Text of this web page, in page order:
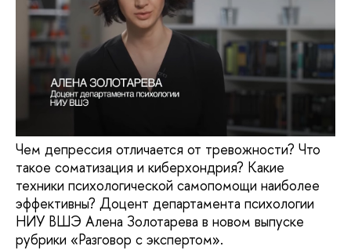
Чем депрессия отличается от тревожности? Что
такое соматизация и киберхондрия? Какие
техники психологической самопомощи наиболее
эффективны? Доцент департамента психологии
НИУ ВШЭ Алена Золотарева в новом выпуске
рубрики «Разговор с экспертом».